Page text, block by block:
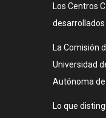
Los Centros
desarrollados
La Comisión
Universidad
Autónoma de
Lo que